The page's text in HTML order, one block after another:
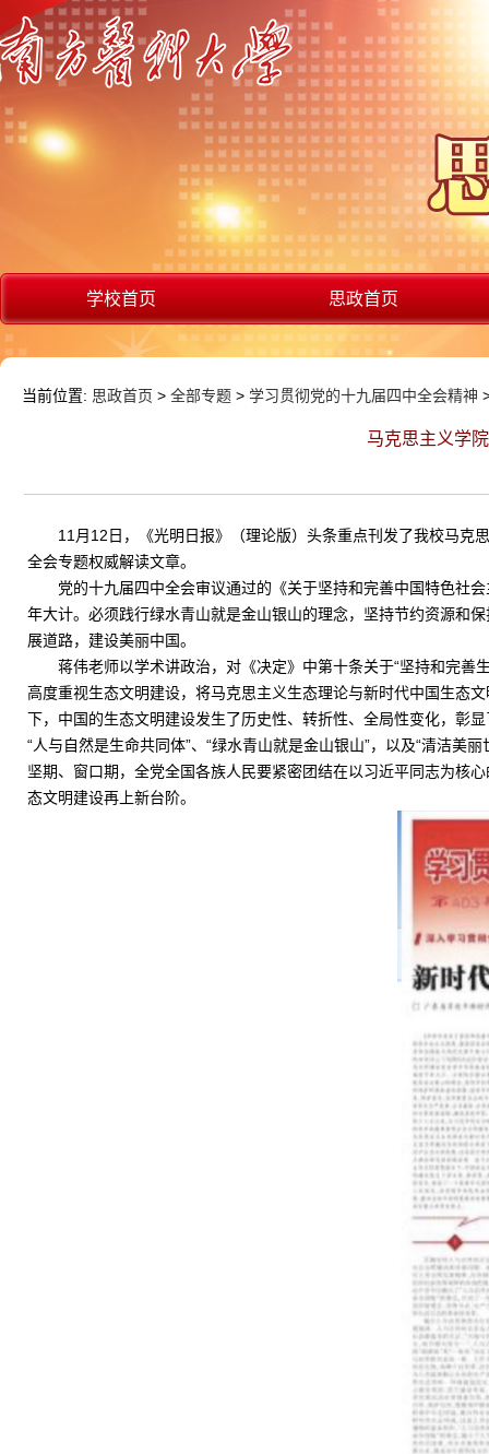
学校首页 思政首页
当前位置: 思政首页 > 全部专题 > 学习贯彻党的十九届四中全会精神
马克思主义学
11月12日，《光明日报》（理论版）头条重点刊发了我校马
全会专题权威解读文章。
党的十九届四中全会审议通过的《关于坚持和完善中国特色社
年大计。必须践行绿水青山就是金山银山的理念，坚持节约资源和
展道路，建设美丽中国。
蒋伟老师以学术讲政治，对《决定》中第十条关于“坚持和完
高度重视生态文明建设，将马克思主义生态理论与新时代中国生态
下，中国的生态文明建设发生了历史性、转折性、全局性变化，彰
“人与自然是生命共同体”、“绿水青山就是金山银山”，以及“清洁
坚期、窗口期，全党全国各族人民要紧密团结在以习近平同志为核
态文明建设再上新台阶。